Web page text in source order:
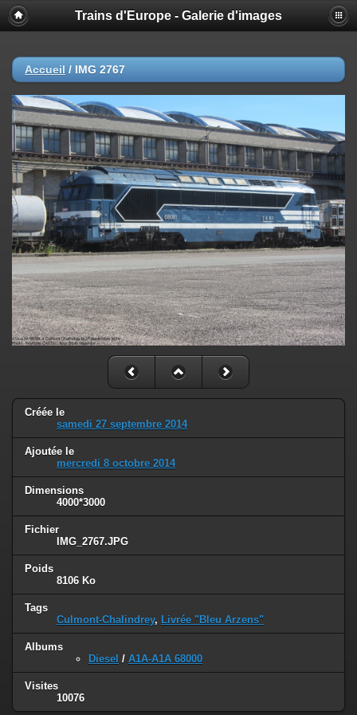
Trains d'Europe - Galerie d'images
Accueil / IMG 2767
Créée le
samedi 27 septembre 2014
Ajoutée le
mercredi 8 octobre 2014
Dimensions
4000*3000
Fichier
IMG_2767.JPG
Poids
8106 Ko
Tags
Culmont-Chalindrey, Livrée "Bleu Arzens"
Albums
Diesel / A1A-A1A 68000
Visites
10076